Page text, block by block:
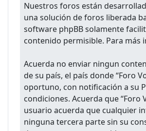
Nuestros foros están
una solución de foros liberada
software phpBB solamente
contenido permisible. Para más
Acuerda no enviar ningun
de su país, el país donde “Foro
oportuno, con notificación a su
condiciones. Acuerda que
usuario acuerda que cualquier
ninguna tercera parte sin su